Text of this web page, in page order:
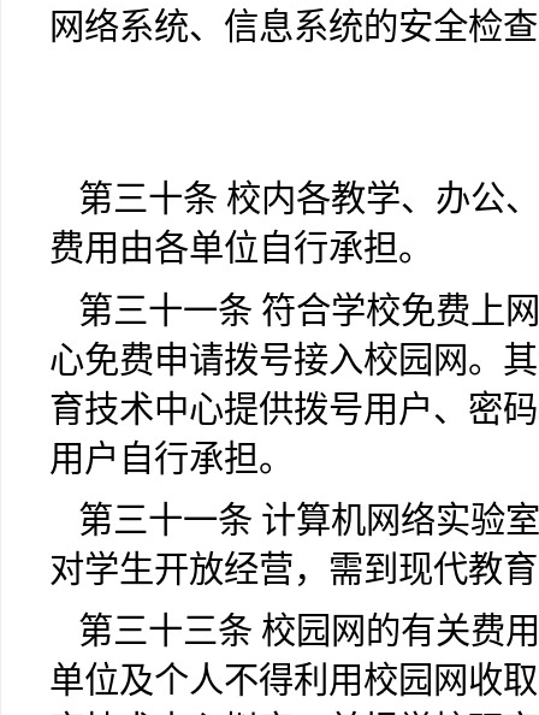
网络系统、信息系统的安全检
第三十条 校内各教学、办公
费用由各单位自行承担。
第三十一条 符合学校免费上
心免费申请拨号接入校园网。
育技术中心提供拨号用户、密
用户自行承担。
第三十一条 计算机网络实验
对学生开放经营，需到现代教
第三十三条 校园网的有关费
单位及个人不得利用校园网收